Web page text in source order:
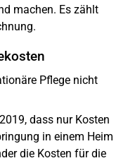
machen. Es zählt
Pflege nicht
dass nur Kosten
in einem Heim
die Kosten für die